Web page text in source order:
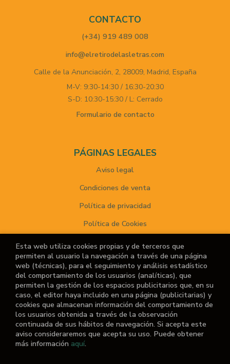
CONTACTO
(+34) 919 489 008
info@elretirodelasletras.com
Calle de la Anunciación, 2, 28009, Madrid, España
M-V: 9:30-14:30 / 16:30-20:30
S-D: 10:30-15:30 / L: Cerrado
Formulario de contacto
PÁGINAS LEGALES
Aviso legal
Condiciones de venta
Política de privacidad
Política de Cookies
ATENCIÓN AL CLIENTE
Quiénes somos
Noticias
¿No encuentras el libro que buscas?
Esta web utiliza cookies propias y de terceros que
permiten al usuario la navegación a través de una página
web (técnicas), para el seguimiento y análisis estadístico
del comportamiento de los usuarios (analíticas), que
permiten la gestión de los espacios publicitarios que, en su
caso, el editor haya incluido en una página (publicitarias) y
cookies que almacenan información del comportamiento de
los usuarios obtenida a través de la observación
continuada de sus hábitos de navegación. Si acepta este
aviso consideraremos que acepta su uso. Puede obtener
más información aquí.